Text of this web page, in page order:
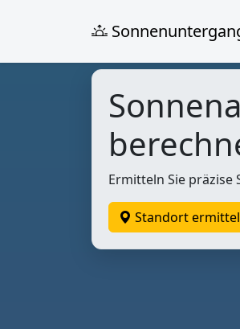
Ermitteln Sie
Standort